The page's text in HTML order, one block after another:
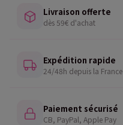
Livraison offerte
dès 59€ d'achat
Expédition rapide
24/48h depuis la France
Paiement sécurisé
CB, PayPal, Apple Pay